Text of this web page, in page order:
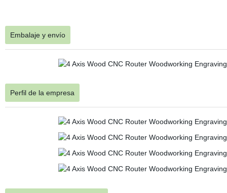
Embalaje y envío
Perfil de la empresa